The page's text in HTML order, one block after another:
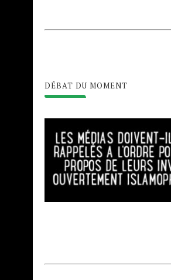
DÉBAT DU MOMENT